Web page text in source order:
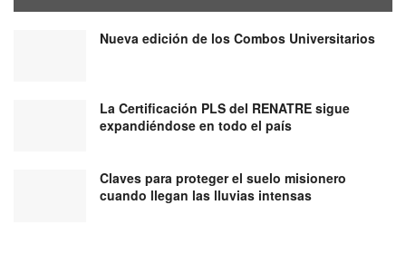
Nueva edición de los Combos Universitarios
La Certificación PLS del RENATRE sigue
expandiéndose en todo el país
Claves para proteger el suelo misionero
cuando llegan las lluvias intensas